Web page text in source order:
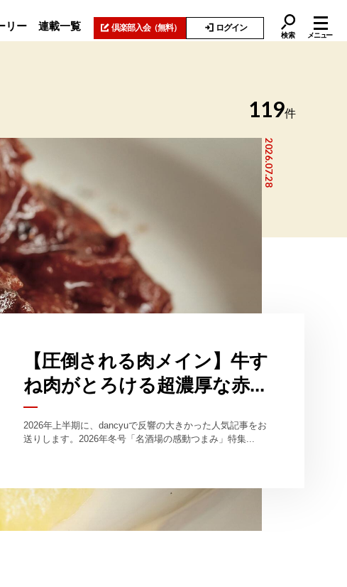
リー 連載一覧 倶楽部入会（無料） ログイン
検索 メニュー
119件
2026.07.28
【圧倒される肉メイン】牛す
ね肉がとろける超濃厚な赤...
2026年上半期に、dancyuで反響の大きかった人気記事をお
送りします。2026年冬号「名酒場の感動つまみ」特集...